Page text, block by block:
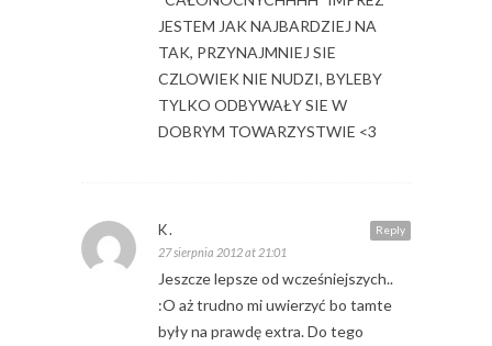
JESTEM JAK NAJBARDZIEJ NA
TAK, PRZYNAJMNIEJ SIE
CZLOWIEK NIE NUDZI, BYLEBY
TYLKO ODBYWAŁY SIE W
DOBRYM TOWARZYSTWIE <3
Reply
K.
27 sierpnia 2012 at 21:01
Jeszcze lepsze od wcześniejszych..
:O aż trudno mi uwierzyć bo tamte
były na prawdę extra. Do tego